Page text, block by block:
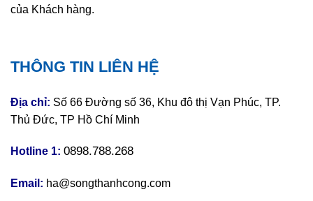
của Khách hàng.
THÔNG TIN LIÊN HỆ
Địa chỉ: Số 66 Đường số 36, Khu đô thị Vạn Phúc, TP.
Thủ Đức, TP Hồ Chí Minh
Hotline 1: 0898.788.268
Email: ha@songthanhcong.com